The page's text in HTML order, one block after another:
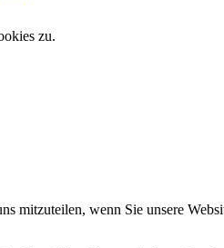
zu.
wenn Sie unsere